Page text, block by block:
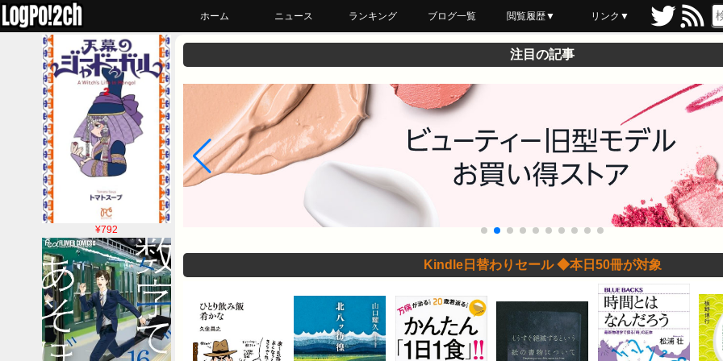
ホーム ニュース ランキング ブログ一覧 閲覧履歴▼
最近読んだ
あとで読む
ブックマーク
リンク▼
¥792
注目の記事
Kindle日替わりセール ◆本日50冊が対象